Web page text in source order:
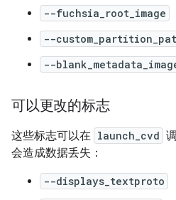
--fuchsia_root_image
--
--
可以更改的标志
这些标志可以在 launch_cvd
会造成数据丢失：
--displays_textproto